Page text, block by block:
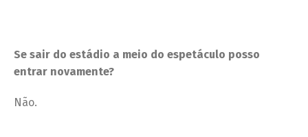
Se sair do estádio a meio do espetáculo posso
entrar novamente?
Não.